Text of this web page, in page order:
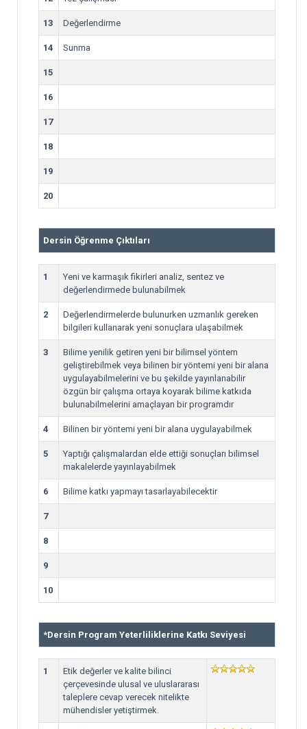
13 Değerlendirme
14 Sunma
15
16
17
18
19
20
Dersin Öğrenme Çıktıları
1
Yeni ve karmaşık fikirleri analiz, sentez ve
değerlendirmede bulunabilmek
2
Değerlendirmelerde bulunurken uzmanlık gereken
bilgileri kullanarak yeni sonuçlara ulaşabilmek
3
Bilime yenilik getiren yeni bir bilimsel yöntem
geliştirebilmek veya bilinen bir yöntemi yeni bir alana
uygulayabilmelerini ve bu şekilde yayınlanabilir
özgün bir çalışma ortaya koyarak bilime katkıda
bulunabilmelerini amaçlayan bir programdır
4 Bilinen bir yöntemi yeni bir alana uygulayabilmek
5
Yaptığı çalışmalardan elde ettiği sonuçları bilimsel
makalelerde yayınlayabilmek
6 Bilime katkı yapmayı tasarlayabilecektir
7
8
9
10
*Dersin Program Yeterliliklerine Katkı Seviyesi
1
Etik değerler ve kalite bilinci
çerçevesinde ulusal ve uluslararası
taleplere cevap verecek nitelikte
mühendisler yetiştirmek.